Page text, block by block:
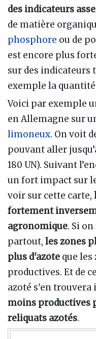
des indicateurs
de matière
phosphore ou de
est encore plus
sur des indicateurs
exemple la quantité
Voici par exemple
en Allemagne sur
limoneux. On voit
pouvant aller
180 UN). Suivant
un fort impact sur
voir sur cette carte,
fortement
agronomique. Si
partout, les zones
plus d'azote que les
productives. Et de
azoté s'en trouvera
moins productives
reliquats azotés.